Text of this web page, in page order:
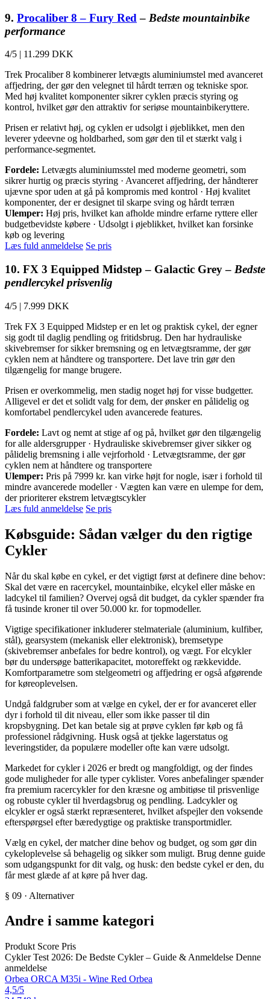
9. Procaliber 8 – Fury Red – Bedste mountainbike
performance
4/5 | 11.299 DKK
Trek Procaliber 8 kombinerer letvægts aluminiumstel med avanceret
affjedring, der gør den velegnet til hårdt terræn og tekniske spor.
Med høj kvalitet komponenter sikrer cyklen præcis styring og
kontrol, hvilket gør den attraktiv for seriøse mountainbikeryttere.
Prisen er relativt høj, og cyklen er udsolgt i øjeblikket, men den
leverer ydeevne og holdbarhed, som gør den til et stærkt valg i
performance-segmentet.
Fordele: Letvægts aluminiumsstel med moderne geometri, som
sikrer hurtig og præcis styring · Avanceret affjedring, der håndterer
ujævne spor uden at gå på kompromis med kontrol · Høj kvalitet
komponenter, der er designet til skarpe sving og hårdt terræn
Ulemper: Høj pris, hvilket kan afholde mindre erfarne ryttere eller
budgetbevidste købere · Udsolgt i øjeblikket, hvilket kan forsinke
køb og levering
Læs fuld anmeldelse Se pris
10. FX 3 Equipped Midstep – Galactic Grey – Bedste
pendlercykel prisvenlig
4/5 | 7.999 DKK
Trek FX 3 Equipped Midstep er en let og praktisk cykel, der egner
sig godt til daglig pendling og fritidsbrug. Den har hydrauliske
skivebremser for sikker bremsning og en letvægtsramme, der gør
cyklen nem at håndtere og transportere. Det lave trin gør den
tilgængelig for mange brugere.
Prisen er overkommelig, men stadig noget høj for visse budgetter.
Alligevel er det et solidt valg for dem, der ønsker en pålidelig og
komfortabel pendlercykel uden avancerede features.
Fordele: Lavt og nemt at stige af og på, hvilket gør den tilgængelig
for alle aldersgrupper · Hydrauliske skivebremser giver sikker og
pålidelig bremsning i alle vejrforhold · Letvægtsramme, der gør
cyklen nem at håndtere og transportere
Ulemper: Pris på 7999 kr. kan virke højt for nogle, især i forhold til
mindre avancerede modeller · Vægten kan være en ulempe for dem,
der prioriterer ekstrem letvægtscykler
Læs fuld anmeldelse Se pris
Købsguide: Sådan vælger du den rigtige
Cykler
Når du skal købe en cykel, er det vigtigt først at definere dine behov:
Skal det være en racercykel, mountainbike, elcykel eller måske en
ladcykel til familien? Overvej også dit budget, da cykler spænder fra
få tusinde kroner til over 50.000 kr. for topmodeller.
Vigtige specifikationer inkluderer stelmateriale (aluminium, kulfiber,
stål), gearsystem (mekanisk eller elektronisk), bremsetype
(skivebremser anbefales for bedre kontrol), og vægt. For elcykler
bør du undersøge batterikapacitet, motoreffekt og rækkevidde.
Komfortparametre som stelgeometri og affjedring er også afgørende
for køreoplevelsen.
Undgå faldgruber som at vælge en cykel, der er for avanceret eller
dyr i forhold til dit niveau, eller som ikke passer til din
kropsbygning. Det kan betale sig at prøve cyklen før køb og få
professionel rådgivning. Husk også at tjekke lagerstatus og
leveringstider, da populære modeller ofte kan være udsolgt.
Markedet for cykler i 2026 er bredt og mangfoldigt, og der findes
gode muligheder for alle typer cyklister. Vores anbefalinger spænder
fra premium racercykler for den kræsne og ambitiøse til prisvenlige
og robuste cykler til hverdagsbrug og pendling. Ladcykler og
elcykler er også stærkt repræsenteret, hvilket afspejler den voksende
efterspørgsel efter bæredygtige og praktiske transportmidler.
Vælg en cykel, der matcher dine behov og budget, og som gør din
cykeloplevelse så behagelig og sikker som muligt. Brug denne guide
som udgangspunkt for dit valg, og husk: den bedste cykel er den, du
får mest glæde af at køre på hver dag.
§ 09 · Alternativer
Andre i samme kategori
Produkt Score Pris
Cykler Test 2026: De Bedste Cykler – Guide & Anmeldelse Denne
anmeldelse
Orbea ORCA M35i - Wine Red Orbea
4,5/5